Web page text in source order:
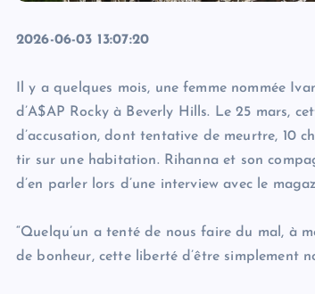
2026-06-03 13:07:20
Il y a quelques mois, une femme nommée
d’A$AP Rocky à Beverly Hills. Le 25 mars,
d’accusation, dont tentative de meurtre, 10
tir sur une habitation. Rihanna et son
d’en parler lors d’une interview avec le
“Quelqu’un a tenté de nous faire du mal, à
de bonheur, cette liberté d’être simplement